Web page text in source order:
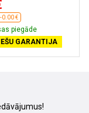
-0.00 €
piegāde
GARANTIJA